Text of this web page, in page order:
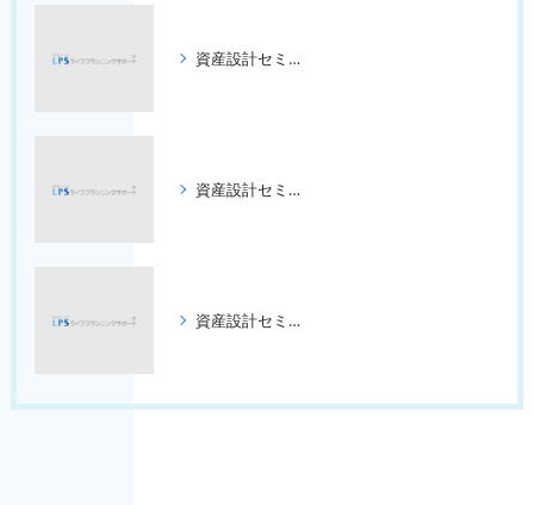
資産設計セミナー ３回コース
資産設計セミナー ３回コース
資産設計セミナー ３回コース